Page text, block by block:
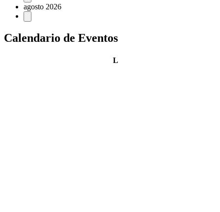
agosto 2026
Calendario de Eventos
Llunes